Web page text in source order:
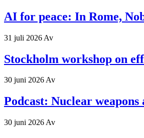
AI for peace: In Rome,
31 juli 2026 Av
Stockholm workshop on
30 juni 2026Av
Podcast: Nuclear
30 juni 2026 Av